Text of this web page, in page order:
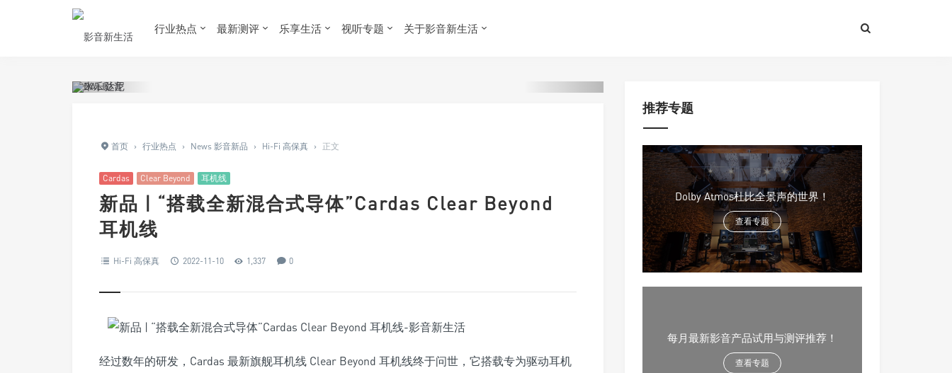
行业热点 最新测评 乐享生活 视听专题 关于影音新生活
首页 › 行业热点 › News 影音新品 › Hi-Fi 高保真 › 正文
Cardas Clear Beyond 耳机线
新品 | “搭载全新混合式导体”Cardas Clear Beyond
耳机线
Hi-Fi 高保真 2022-11-10 1,337 0
经过数年的研发，Cardas 最新旗舰耳机线 Clear Beyond 耳机线终于问世，它搭载专为驱动耳机
推荐专题
Dolby Atmos杜比全景声的世界！
查看专题
每月最新影音产品试用与测评推荐！
查看专题